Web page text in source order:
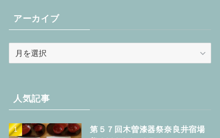
ー
アーカイブ
ブ人気記事
第５７回木曽漆器祭奈良井宿場